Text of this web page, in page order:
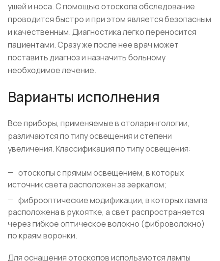
ушей и носа. С помощью отоскопа обследование
проводится быстро и при этом является безопасным
и качественным. Диагностика легко переносится
пациентами. Сразу же после нее врач может
поставить диагноз и назначить больному
необходимое лечение.
Варианты исполнения
Все приборы, применяемые в отоларингологии,
различаются по типу освещения и степени
увеличения. Классификация по типу освещения:
отоскопы с прямым освещением, в которых
источник света расположен за зеркалом;
фиброоптические модификации, в которых лампа
расположена в рукоятке, а свет распространяется
через гибкое оптическое волокно (фиброволокно)
по краям воронки.
Для оснащения отоскопов используются лампы